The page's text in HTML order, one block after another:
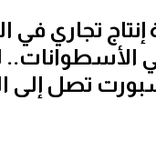
تجاري في
420 سبورت تصل